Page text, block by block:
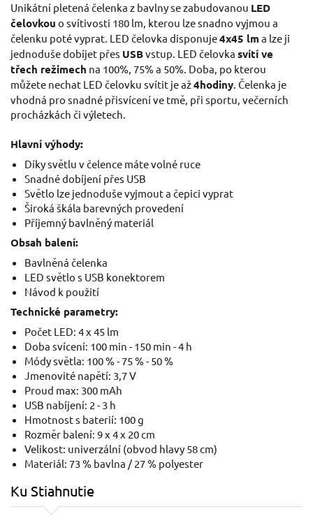
Unikátní pletená čelenka z bavlny se zabudovanou LED
čelovkou o svítivosti 180 lm, kterou lze snadno vyjmou a
čelenku poté vyprat. LED čelovka disponuje4x45 lm a lze ji
jednoduše dobíjet přes USBvstup. LED čelovka svítí ve
třech režimech na 100%, 75% a 50%. Doba, po kterou
můžete nechat LED čelovku svítit je až4hodiny. Čelenka je
vhodná pro snadné přisvícení ve tmě, při sportu, večerních
procházkách či výletech.
Hlavní výhody:
Díky světlu v čelence máte volné ruce
Snadné dobíjení přes USB
Světlo lze jednoduše vyjmout a čepici vyprat
Široká škála barevných provedení
Příjemný bavlněný materiál
Obsah balení:
Bavlněná čelenka
LED světlo s USB konektorem
Návod k použití
Technické parametry:
Počet LED: 4 x 45 lm
Doba svícení: 100 min - 150 min - 4 h
Módy světla: 100 % - 75 % - 50 %
Jmenovité napětí: 3,7 V
Proud max: 300 mAh
USB nabíjení: 2 - 3 h
Hmotnost s baterií: 100 g
Rozměr balení: 9 x 4 x 20 cm
Velikost: univerzální (obvod hlavy 58 cm)
Materiál: 73 % bavlna / 27 % polyester
Ku Stiahnutie